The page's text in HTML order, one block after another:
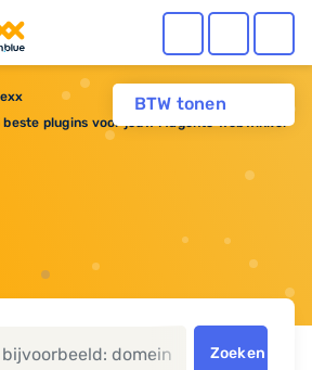
BTW tonen
beste plugins voor jouw Magento webwinkel
Zoeken